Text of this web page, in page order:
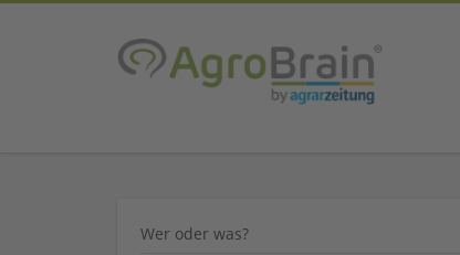
Wer oder was?